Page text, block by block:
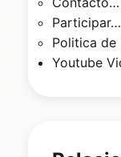
Participar…
Politica de
Youtube